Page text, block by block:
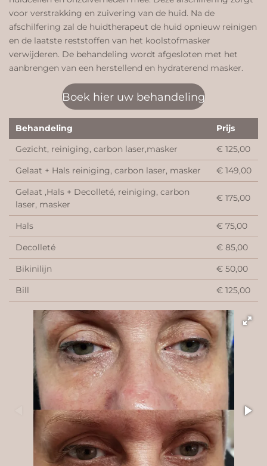
voor verstrakking en zuivering van de huid. Na de
afschilfering zal de huidtherapeut de huid opnieuw reinigen
en de laatste reststoffen van het koolstofmasker
verwijderen. De behandeling wordt afgesloten met het
aanbrengen van een herstellend en hydraterend masker.
Boek hier uw behandeling
Behandeling
Prijs
Gezicht, reiniging, carbon laser,masker
€ 125,00
Gelaat + Hals reiniging, carbon laser, masker
€ 149,00
Gelaat ,Hals + Decolleté, reiniging, carbon
laser, masker
€ 175,00
Hals
€ 75,00
Decolleté
€ 85,00
Bikinilijn
€ 50,00
Bill
€ 125,00